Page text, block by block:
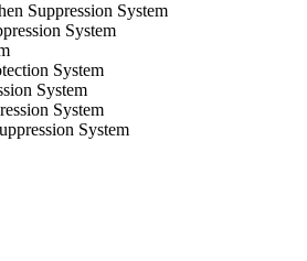
Suppression System
System
System
System
System
System